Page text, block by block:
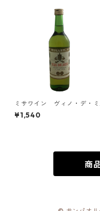
ミサワイン ヴィノ・デ・ミ
サ（白）／VINO DE MISA
¥1,540
商